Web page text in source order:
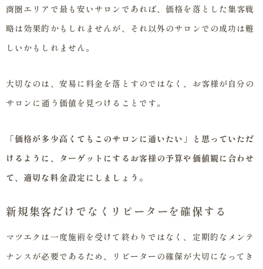
商圏エリアで最も安いサロンであれば、価格を落とした集客戦
略は効果的かもしれませんが、それ以外のサロンでの成功は難
しいかもしれません。
大切なのは、安易に料金を落とすのではなく、お客様が自分の
サロンに通う価値を見つけることです。
「価格が多少高くてもこのサロンに通いたい」と思っていただ
けるように、ターゲットにするお客様の予算や価値観に合わせ
て、適切な料金設定にしましょう。
新規集客だけでなくリピーターを確保する
マツエクは一度施術を受けて終わりではなく、定期的なメンテ
ナンスが必要であるため、リピーターの確保が大切になってき